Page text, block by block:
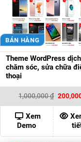
BÁN HÀNG
Theme WordPress
chăm sóc, sửa chữa
thoại
1,000,000₫ Giá
là:
Xem
Demo